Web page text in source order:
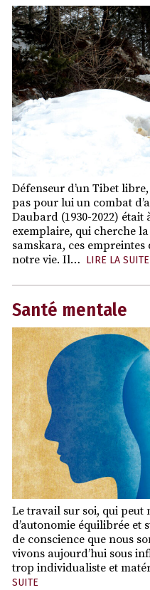
Défenseur d’un Tibet
pas pour lui un combat
Daubard (1930-2022) était
exemplaire, qui cherche
samskara, ces
notre vie. Il… LIRE LA SUITE
Santé mentale
Le travail sur soi, qui peut
d’autonomie équilibrée et
de conscience que nous
vivons aujourd’hui sous
trop individualiste et
SUITE